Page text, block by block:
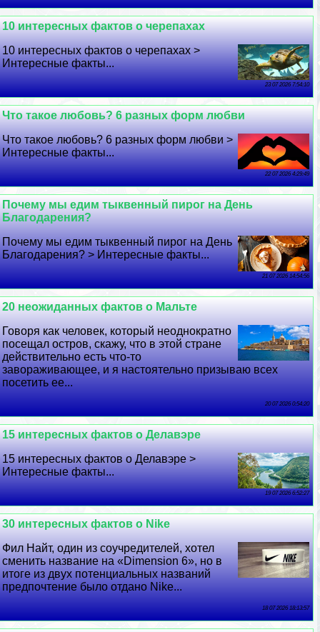
10 интересных фактов о черепахах
10 интересных фактов о черепахах >
Интересные факты...
23 07 2026 7:54:10
Что такое любовь? 6 разных форм любви
Что такое любовь? 6 разных форм любви >
Интересные факты...
22 07 2026 4:29:49
Почему мы едим тыквенный пирог на День
Благодарения?
Почему мы едим тыквенный пирог на День
Благодарения? > Интересные факты...
21 07 2026 14:54:56
20 неожиданных фактов о Мальте
Говоря как человек, который неоднократно
посещал остров, скажу, что в этой стране
действительно есть что-то
завораживающее, и я настоятельно призываю всех
посетить ее...
20 07 2026 0:54:20
15 интересных фактов о Делавэре
15 интересных фактов о Делавэре >
Интересные факты...
19 07 2026 6:52:27
30 интересных фактов о Nike
Фил Найт, один из соучредителей, хотел
сменить название на «Dimension 6», но в
итоге из двух потенциальных названий
предпочтение было отдано Nike...
18 07 2026 18:13:57